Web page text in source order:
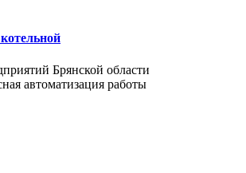
Брянской области
автоматизация работы